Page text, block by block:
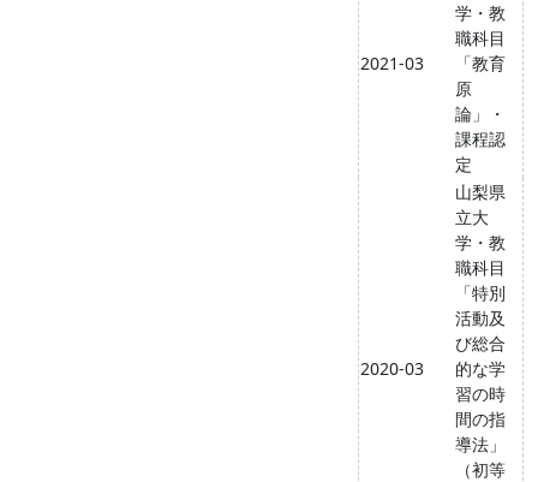
2021-03
学・教
職科目
「教育
原
論」・
課程認
定
2020-03
山梨県
立大
学・教
職科目
「特別
活動及
び総合
的な学
習の時
間の指
導法」
（初等